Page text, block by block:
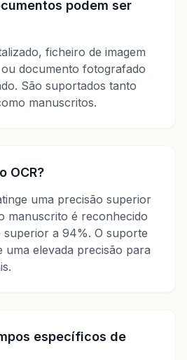
podem ser
ficheiro de imagem
documento fotografado
São suportados tanto
manuscritos.
OCR?
uma precisão superior
manuscrito é reconhecido
superior a 94%. O suporte
uma elevada precisão para
específicos de